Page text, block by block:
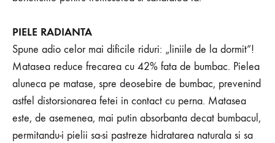
PIELE RADIANTA
Spune adio celor mai dificile riduri: „liniile de la dormit”!
Matasea reduce frecarea cu 42% fata de bumbac. Pielea
aluneca pe matase, spre deosebire de bumbac, prevenind
astfel distorsionarea fetei in contact cu perna. Matasea
este, de asemenea, mai putin absorbanta decat bumbacul,
permitandu-i pielii sa-si pastreze hidratarea naturala si sa